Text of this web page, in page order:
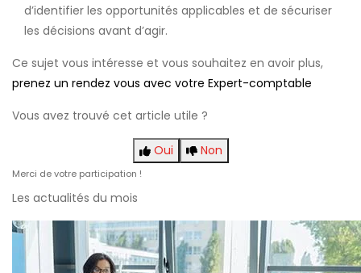
d’identifier les opportunités applicables et de sécuriser
les décisions avant d’agir.
Ce sujet vous intéresse et vous souhaitez en avoir plus,
prenez un rendez vous avec votre Expert-comptable
Vous avez trouvé cet article utile ?
Oui Non
Merci de votre participation !
Les actualités du mois